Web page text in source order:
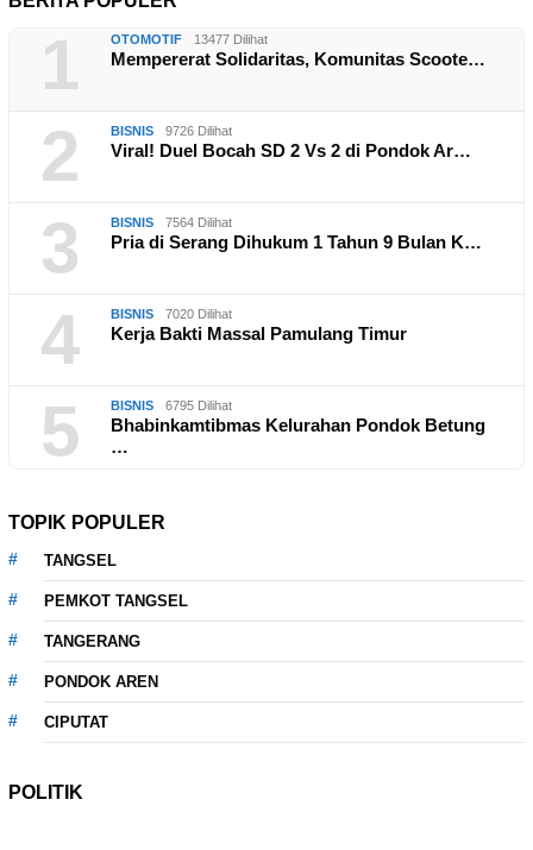
1 OTOMOTIF 13477 Dilihat
Mempererat Solidaritas, Komunitas Scoote…
2 BISNIS 9726 Dilihat
Viral! Duel Bocah SD 2 Vs 2 di Pondok Ar…
3 BISNIS 7564 Dilihat
Pria di Serang Dihukum 1 Tahun 9 Bulan K…
4 BISNIS 7020 Dilihat
Kerja Bakti Massal Pamulang Timur
5 BISNIS 6795 Dilihat
Bhabinkamtibmas Kelurahan Pondok Betung
…
TOPIK POPULER
TANGSEL
PEMKOT TANGSEL
TANGERANG
PONDOK AREN
CIPUTAT
POLITIK